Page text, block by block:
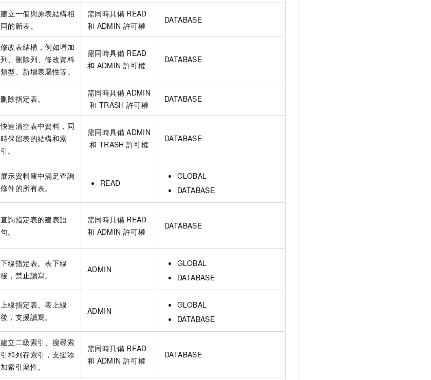
建立一個與原表結構相
同的新表。
需同時具備 READ
和 ADMIN 許可權
DATABASE
修改表結構，例如增加
列、刪除列、修改資料
類型、新增表屬性等。
需同時具備 READ
和 ADMIN 許可權
DATABASE
刪除指定表。
需同時具備 ADMIN
和 TRASH 許可權
DATABASE
快速清空表中資料，同
時保留表的結構和索
引。
需同時具備 ADMIN
和 TRASH 許可權
DATABASE
展示資料庫中滿足查詢
條件的所有表。
READ
GLOBAL
DATABASE
查詢指定表的建表語
句。
需同時具備 READ
和 ADMIN 許可權
DATABASE
下線指定表。表下線
後，禁止讀寫。
ADMIN
GLOBAL
DATABASE
上線指定表。表上線
後，支援讀寫。
ADMIN
GLOBAL
DATABASE
建立二級索引、搜尋索
引和列存索引，支援添
加索引屬性。
需同時具備 READ
和 ADMIN 許可權
DATABASE